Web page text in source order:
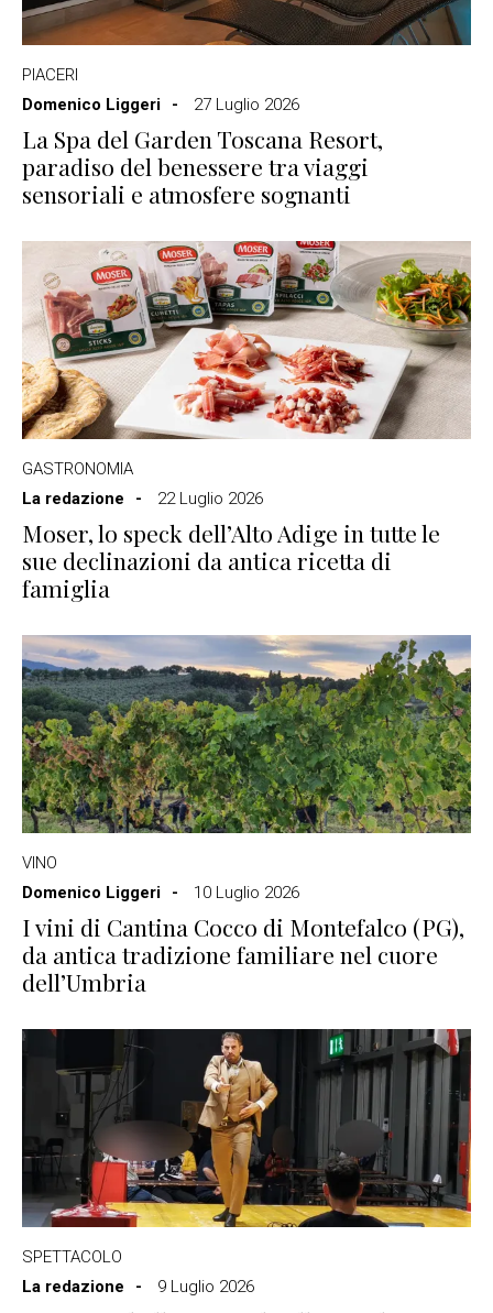
PIACERI
Domenico Liggeri
27 Luglio 2026
La Spa del Garden Toscana Resort,
paradiso del benessere tra viaggi
sensoriali e atmosfere sognanti
GASTRONOMIA
La redazione
22 Luglio 2026
Moser, lo speck dell’Alto Adige in tutte le
sue declinazioni da antica ricetta di
famiglia
VINO
Domenico Liggeri
10 Luglio 2026
I vini di Cantina Cocco di Montefalco (PG),
da antica tradizione familiare nel cuore
dell’Umbria
SPETTACOLO
La redazione
9 Luglio 2026